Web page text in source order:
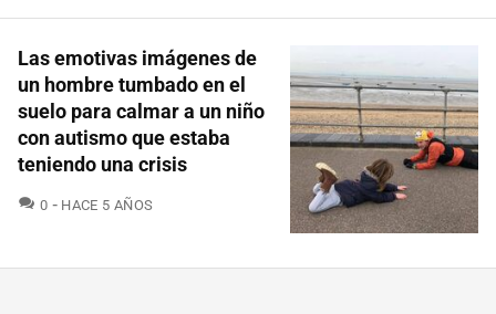
Las emotivas imágenes de
un hombre tumbado en el
suelo para calmar a un niño
con autismo que estaba
teniendo una crisis
0 COMENTARIOS
HACE 5 AÑOS